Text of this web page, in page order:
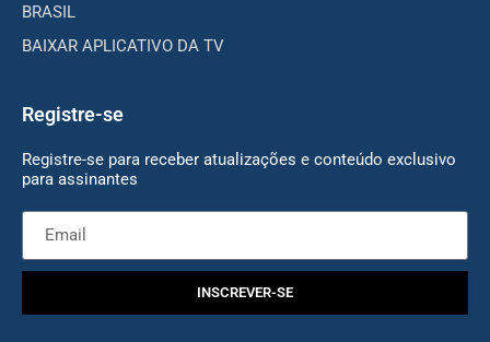
BRASIL
BAIXAR APLICATIVO DA TV
Registre-se
Registre-se para receber atualizações e conteúdo exclusivo
para assinantes
INSCREVER-SE